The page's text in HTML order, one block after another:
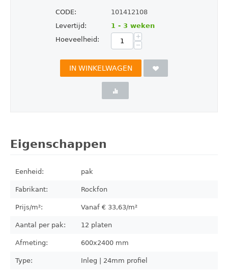
CODE:
101412108
Levertijd:
1 - 3 weken
Hoeveelheid:
+
−
IN WINKELWAGEN
Eigenschappen
Eenheid: pak
Fabrikant: Rockfon
Prijs/m²: Vanaf € 33,63/m²
Aantal per pak: 12 platen
Afmeting: 600x2400 mm
Type: Inleg | 24mm profiel